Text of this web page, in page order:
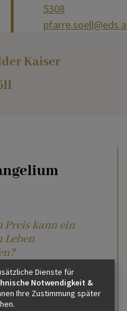
5308
Kaiser
Preis kann ein
Leben
weiterlesen
Dienste für
Notwendigkeit &
Ihre Zustimmung später